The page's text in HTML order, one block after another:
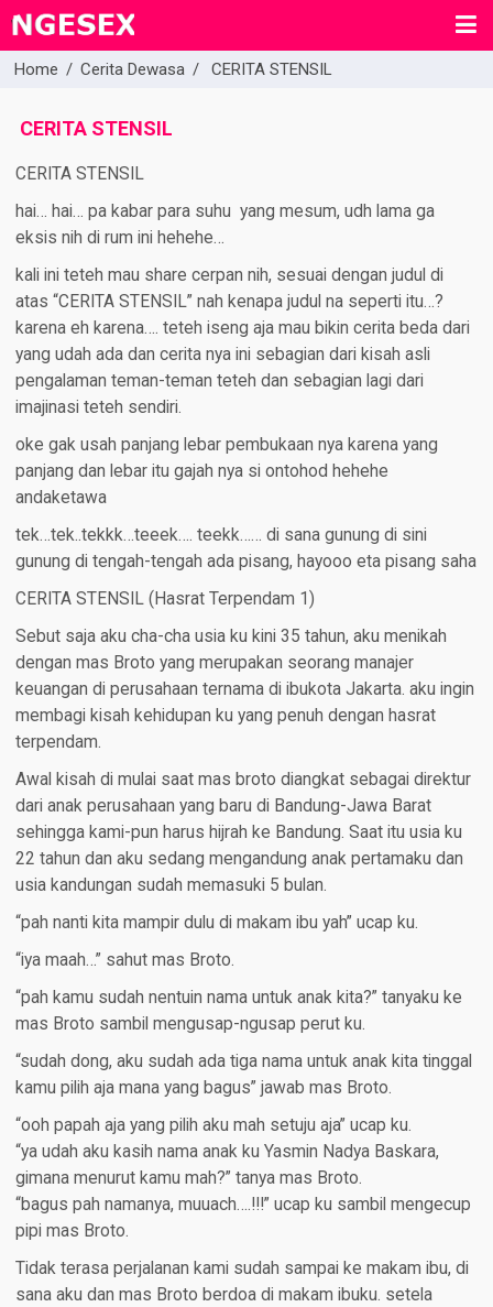
Home / Cerita Dewasa / CERITA STENSIL
CERITA STENSIL
CERITA STENSIL
hai… hai… pa kabar para suhu yang mesum, udh lama ga
eksis nih di rum ini hehehe…
kali ini teteh mau share cerpan nih, sesuai dengan judul di
atas “CERITA STENSIL” nah kenapa judul na seperti itu…?
karena eh karena…. teteh iseng aja mau bikin cerita beda dari
yang udah ada dan cerita nya ini sebagian dari kisah asli
pengalaman teman-teman teteh dan sebagian lagi dari
imajinasi teteh sendiri.
oke gak usah panjang lebar pembukaan nya karena yang
panjang dan lebar itu gajah nya si ontohod hehehe
andaketawa
tek…tek..tekkk…teeek…. teekk…… di sana gunung di sini
gunung di tengah-tengah ada pisang, hayooo eta pisang saha
CERITA STENSIL (Hasrat Terpendam 1)
Sebut saja aku cha-cha usia ku kini 35 tahun, aku menikah
dengan mas Broto yang merupakan seorang manajer
keuangan di perusahaan ternama di ibukota Jakarta. aku ingin
membagi kisah kehidupan ku yang penuh dengan hasrat
terpendam.
Awal kisah di mulai saat mas broto diangkat sebagai direktur
dari anak perusahaan yang baru di Bandung-Jawa Barat
sehingga kami-pun harus hijrah ke Bandung. Saat itu usia ku
22 tahun dan aku sedang mengandung anak pertamaku dan
usia kandungan sudah memasuki 5 bulan.
“pah nanti kita mampir dulu di makam ibu yah” ucap ku.
“iya maah…” sahut mas Broto.
“pah kamu sudah nentuin nama untuk anak kita?” tanyaku ke
mas Broto sambil mengusap-ngusap perut ku.
“sudah dong, aku sudah ada tiga nama untuk anak kita tinggal
kamu pilih aja mana yang bagus” jawab mas Broto.
“ooh papah aja yang pilih aku mah setuju aja” ucap ku.
“ya udah aku kasih nama anak ku Yasmin Nadya Baskara,
gimana menurut kamu mah?” tanya mas Broto.
“bagus pah namanya, muuach….!!!” ucap ku sambil mengecup
pipi mas Broto.
Tidak terasa perjalanan kami sudah sampai ke makam ibu, di
sana aku dan mas Broto berdoa di makam ibuku. setela